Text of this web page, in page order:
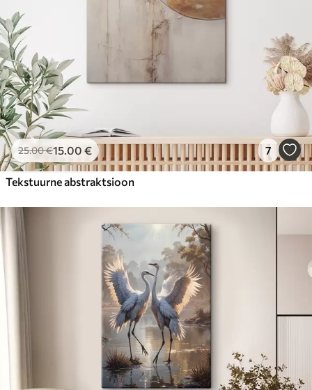
25.00€15.00 € 7
Tekstuurne abstraktsioon